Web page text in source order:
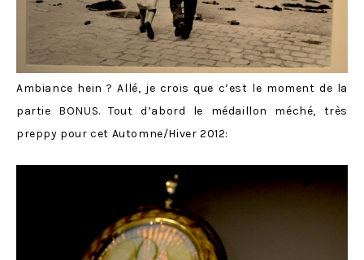
Ambiance hein ? Allé, je crois que c’est le moment de la
partie BONUS. Tout d’abord le médaillon méché, très
preppy pour cet Automne/Hiver 2012: